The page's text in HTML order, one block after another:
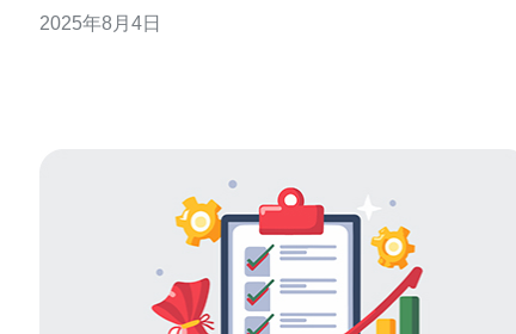
有效的解决方案，帮助大家在游戏中畅游无阻。 以下是本
2025年8月4日